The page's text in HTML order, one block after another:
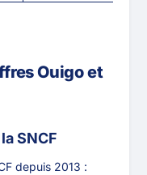
Ouigo et
SNCF
depuis 2013 :